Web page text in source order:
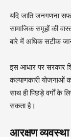
यदि जाति जनगणना
सामाजिक समूहों की
बारे में अधिक सटीक
इस आधार पर सरकार
कल्याणकारी योजनाओं
साथ ही पिछड़े वर्गों के
सकता है।
आरक्षण